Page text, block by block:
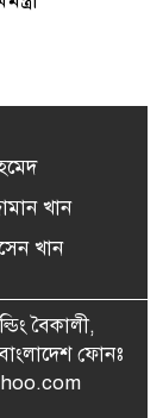
স্বৈরাচার
পথ বিএনপি
বিদ্যুৎ
খান
খান
বৈকালী,
ফোনঃ